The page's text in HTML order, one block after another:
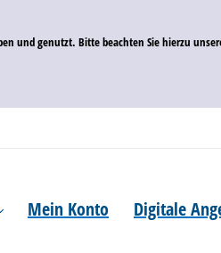
und genutzt. Bitte beachten Sie hierzu
Mein Konto Digitale